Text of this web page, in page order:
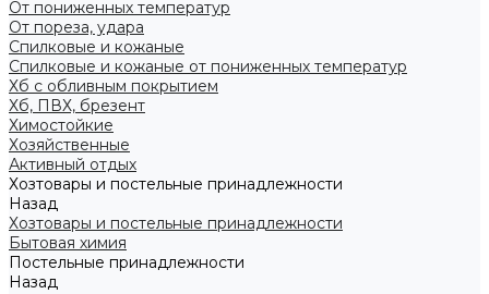
От пониженных температур
От пореза, удара
Спилковые и кожаные
Спилковые и кожаные от пониженных температур
Хб с обливным покрытием
Хб, ПВХ, брезент
Химостойкие
Хозяйственные
Активный отдых
Хозтовары и постельные принадлежности
Назад
Хозтовары и постельные принадлежности
Бытовая химия
Постельные принадлежности
Назад